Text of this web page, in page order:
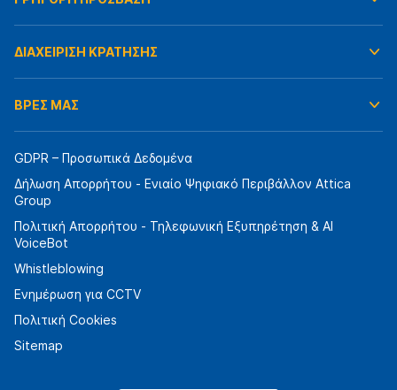
ΔΙΑΧΕΙΡΙΣΗ ΚΡΑΤΗΣΗΣ
ΒΡΕΣ ΜΑΣ
GDPR – Προσωπικά Δεδομένα
Δήλωση Απορρήτου - Ενιαίο Ψηφιακό Περιβάλλον Attica
Group
Πολιτική Απορρήτου - Τηλεφωνική Εξυπηρέτηση & AI
VoiceBot
Whistleblowing
Ενημέρωση για CCTV
Πολιτική Cookies
Sitemap